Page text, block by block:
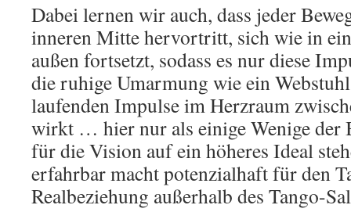
Dabei lernen wir auch, dass jeder
inneren Mitte hervortritt, sich wie in
außen fortsetzt, sodass es nur diese
die ruhige Umarmung wie ein
laufenden Impulse im Herzraum
wirkt … hier nur als einige Wenige der
für die Vision auf ein höheres Ideal
erfahrbar macht potenzialhaft für den
Realbeziehung außerhalb des Tango-